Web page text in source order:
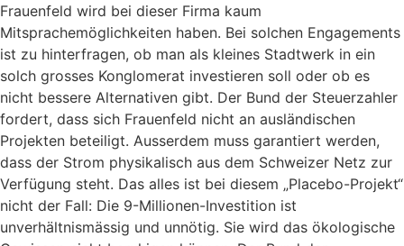
Frauenfeld wird bei dieser Firma kaum
Mitsprachemöglichkeiten haben. Bei solchen Engagements
ist zu hinterfragen, ob man als kleines Stadtwerk in ein
solch grosses Konglomerat investieren soll oder ob es
nicht bessere Alternativen gibt. Der Bund der Steuerzahler
fordert, dass sich Frauenfeld nicht an ausländischen
Projekten beteiligt. Ausserdem muss garantiert werden,
dass der Strom physikalisch aus dem Schweizer Netz zur
Verfügung steht. Das alles ist bei diesem „Placebo-Projekt“
nicht der Fall: Die 9-Millionen-Investition ist
unverhältnismässig und unnötig. Sie wird das ökologische